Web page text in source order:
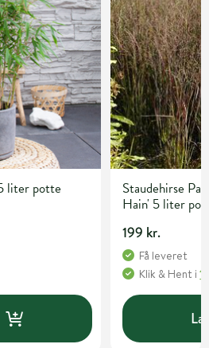
liter potte
Staudehirse
Hain' 5 liter
199 kr.
Få leveret
Klik & Hent i